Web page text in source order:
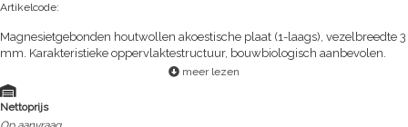
Artikelcode:
Magnesietgebonden houtwollen akoestische plaat (1-laags), vezelbreedte 3
mm. Karakteristieke oppervlaktestructuur, bouwbiologisch aanbevolen.
meer lezen
Nettoprijs